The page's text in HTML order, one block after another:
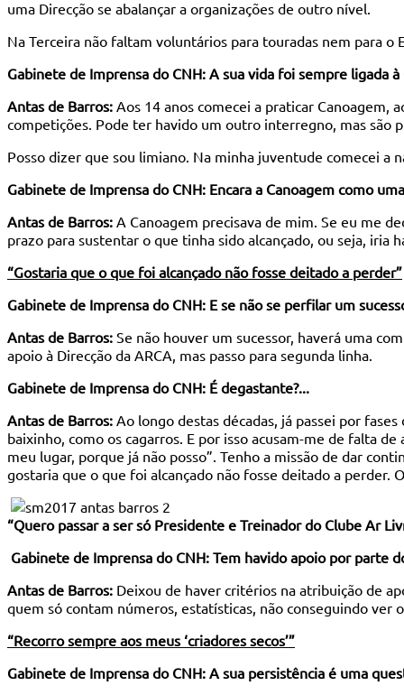
uma Direcção se abalançar a organizações de outro nível.
Na Terceira não faltam voluntários para touradas nem para o
Gabinete de Imprensa do CNH: A sua vida foi sempre ligada à
Antas de Barros: Aos 14 anos comecei a praticar Canoagem,
competições. Pode ter havido um outro interregno, mas são
Posso dizer que sou limiano. Na minha juventude comecei a
Gabinete de Imprensa do CNH: Encara a Canoagem como
Antas de Barros: A Canoagem precisava de mim. Se eu me
prazo para sustentar o que tinha sido alcançado, ou seja, iria
“Gostaria que o que foi alcançado não fosse deitado a perder”
Gabinete de Imprensa do CNH: E se não se perfilar um
Antas de Barros: Se não houver um sucessor, haverá uma
apoio à Direcção da ARCA, mas passo para segunda linha.
Gabinete de Imprensa do CNH: É degastante?...
Antas de Barros: Ao longo destas décadas, já passei por
baixinho, como os cagarros. E por isso acusam-me de falta
meu lugar, porque já não posso”. Tenho a missão de dar
gostaria que o que foi alcançado não fosse deitado a perder.
“Quero passar a ser só Presidente e Treinador do Clube Ar
Gabinete de Imprensa do CNH: Tem havido apoio por parte
Antas de Barros: Deixou de haver critérios na atribuição de
quem só contam números, estatísticas, não conseguindo
“Recorro sempre aos meus ‘criadores secos’”
Gabinete de Imprensa do CNH: A sua persistência é uma